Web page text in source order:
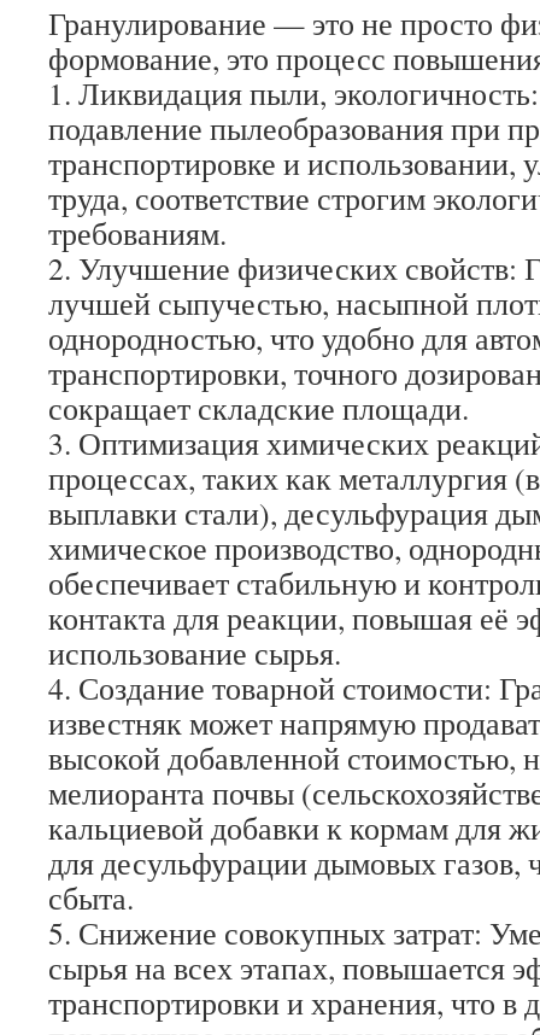
Гранулирование — это не просто
формование, это процесс
1. Ликвидация пыли,
подавление пылеобразования при
транспортировке и использовании,
труда, соответствие строгим
требованиям.
2. Улучшение физических свойств:
лучшей сыпучестью, насыпной
однородностью, что удобно для
транспортировки, точного
сокращает складские площади.
3. Оптимизация химических
процессах, таких как металлургия
выплавки стали), десульфурация
химическое производство,
обеспечивает стабильную и
контакта для реакции, повышая её
использование сырья.
4. Создание товарной стоимости:
известняк может напрямую
высокой добавленной стоимостью,
мелиоранта почвы
кальциевой добавки к кормам для
для десульфурации дымовых газов,
сбыта.
5. Снижение совокупных затрат:
сырья на всех этапах, повышается
транспортировки и хранения, что в